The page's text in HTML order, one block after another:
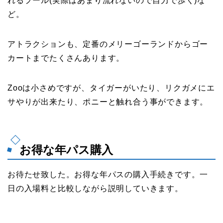
ど。
アトラクションも、定番のメリーゴーランドからゴー
カートまでたくさんあります。
Zooは小さめですが、タイガーがいたり、リクガメにエ
サやりが出来たり、ポニーと触れ合う事ができます。
お得な年パス購入
お待たせ致した。お得な年パスの購入手続きです。一
日の入場料と比較しながら説明していきます。